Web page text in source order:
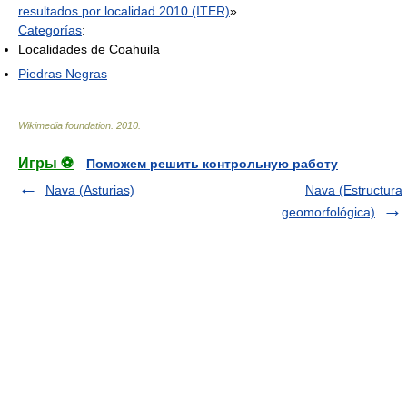
resultados por localidad 2010 (ITER)».
Categorías:
Localidades de Coahuila
Piedras Negras
Wikimedia foundation 2010
Игры ⚽
Поможем решить контрольную работу
Nava (Asturias)
Nava (Estructura
geomorfológica)